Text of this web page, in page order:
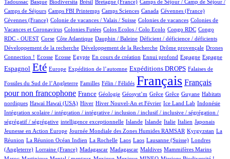
Tadoussac Basque Biodiversita Brésil Bretagne (France) Camps de Séjour / Camp de Séjour /
Camps de Séjours
4/884 Camps FBI Printemps
14/884 Camps Sciences
4/884 Canada
2/884 Cévennes (France)
1/884
Cévennes (France)
1/884 Colonie de vacances / Valais / Suisse
4/884 Colonies de vacances
3/884
Colonies de
Vacances et Coronavirus
1/884 Colonies Futées
1/884 Colos Ecolos / Colo Ecolo
1/884 Congo RDC
2/884
Congo
RDC - OUEST
1/884 Corse
13/884 Côte Atlantique
1/884 Dauphin / Baleine
2/884 Déficient / déficience / déficients
1/884
Développement de la recherche
1/884 Développement de la Recherche
1/884 Drôme provençale
20/884
Drones
Connection !
1/884 Ecosse
1/884 Ecosse
1/884 Egypte
18/884 En cours de création
2/884 Ennui profond
17/884 Espagne
10/884 Espagne
242/884
Espagnol
679/884 Eté
11/884 Europe
175/884 Expédition de l’automne
252/884 Expéditions DROPS
3/884 Falaises de
Fossiles du Sud de l’Angleterre Familles Félin / Félidés Français Français
pour non francophone
276/884 France
37/884 Géologie
1/884 Géosyst’m
1/884 Grêce
1/884 Grêce
1/884 Guyane
3/884
Habitats
nordiques
2/884 Hawaï
2/884 Hawaï (USA)
147/884 Hiver
21/884 Hiver Nouvel-An et Février
7/884 Ice Land Lab
1/884 Indonésie
2/884
Intégration scolaire / intégration / intégrative / inclusion / inclusif / inclusive / ségrégation /
ségrégatif / ségrégative
2/884 intelligence exceptionnelle
9/884 Islande
7/884 Islande
11/884 Italie
74/884 Italien
5/884 Japonais
2/884
Jeunesse en Action Europe
5/884 Journée Mondiale des Zones Humides RAMSAR
101/884 Kyrgyzstan
6/884
La
Réunion
4/884 La Réunion Océan Indien
1/884 La Rochelle
1/884 Laos
1/884 Laos
2/884 Lausanne (Suisse)
52/884
Londres
(Angleterre)
1/884 Lorraine (France)
4/884 Madagascar
4/884 Madagascar
1/884 Maldives
1/884 Mammifères Marins
8/884